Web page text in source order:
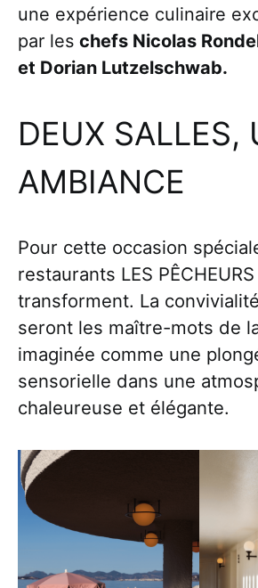
une expérience culinaire
par les chefs Nicolas
et Dorian Lutzelschwab.
DEUX SALLES,
AMBIANCE
Pour cette occasion
restaurants LES
transforment. La
seront les maître-mots de
imaginée comme une
sensorielle dans une
chaleureuse et élégante.